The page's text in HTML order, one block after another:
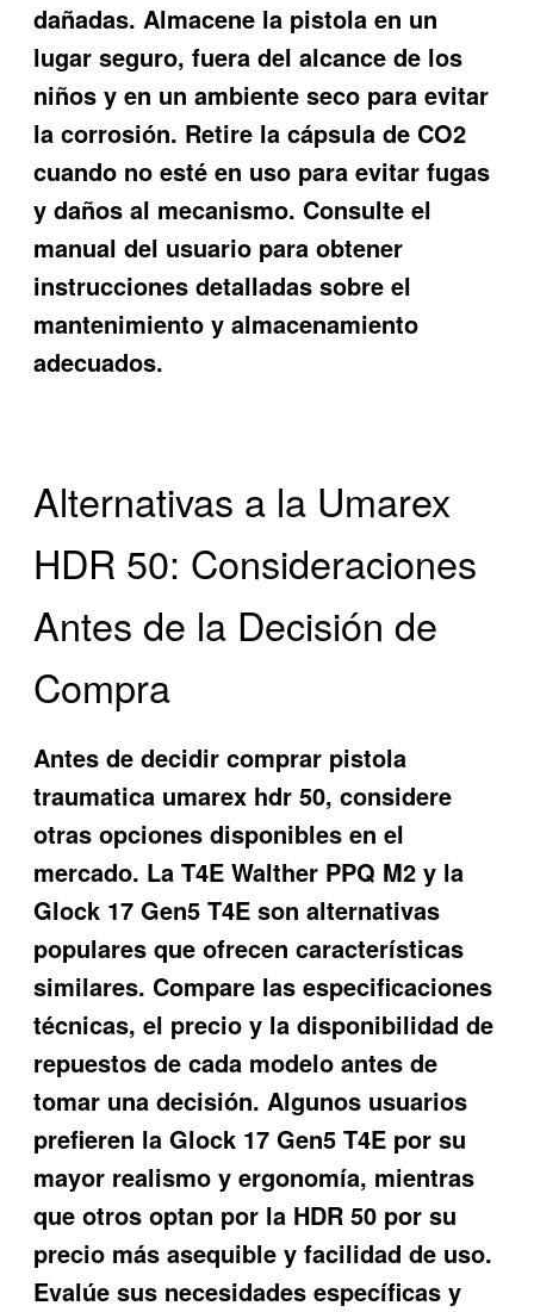
dañadas. Almacene la pistola en un
lugar seguro, fuera del alcance de los
niños y en un ambiente seco para evitar
la corrosión. Retire la cápsula de CO2
cuando no esté en uso para evitar fugas
y daños al mecanismo. Consulte el
manual del usuario para obtener
instrucciones detalladas sobre el
mantenimiento y almacenamiento
adecuados.
Alternativas a la Umarex
HDR 50: Consideraciones
Antes de la Decisión de
Compra
Antes de decidircomprar pistola
traumatica umarex hdr 50, considere
otras opciones disponibles en el
mercado. La T4E Walther PPQ M2 y la
Glock 17 Gen5 T4E son alternativas
populares que ofrecen características
similares. Compare las especificaciones
técnicas, el precio y la disponibilidad de
repuestos de cada modelo antes de
tomar una decisión. Algunos usuarios
prefieren la Glock 17 Gen5 T4E por su
mayor realismo y ergonomía, mientras
que otros optan por la HDR 50 por su
precio más asequible y facilidad de uso.
Evalúe sus necesidades específicas y